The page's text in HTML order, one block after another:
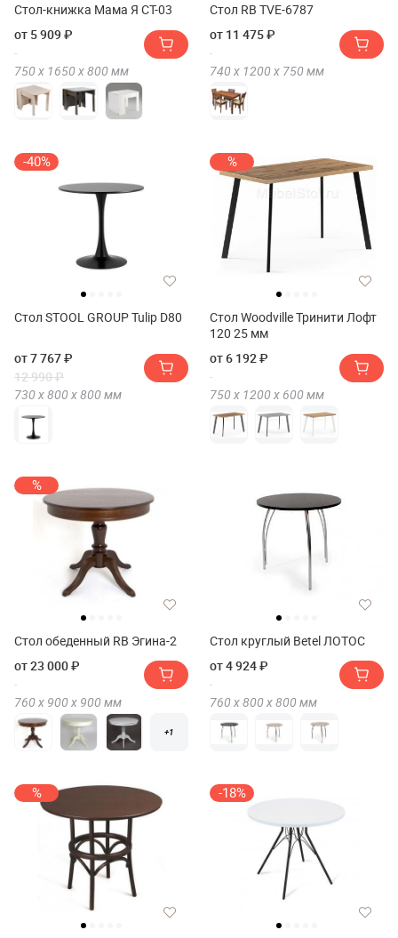
Стол-книжка Мама Я СТ-03
от 5 909 ₽
750 х 1650 х800 мм
Стол RB TVE-6787
от 11 475 ₽
740 х 1200 х 750 мм
-40%
Стол STOOL GROUP Tulip D80
от 7 767 ₽
12 990 ₽
730 х800 х800 мм
%
Стол Woodville Тринити Лофт
120 25 мм
от 6 192 ₽
750 х 1200 х 600 мм
%
Стол обеденный RB Эгина-2
от 23 000 ₽
760 х 900 х 900 мм
+1
Стол круглый Betel ЛОТОС
от 4 924 ₽
760 х800 х800 мм
% -18%